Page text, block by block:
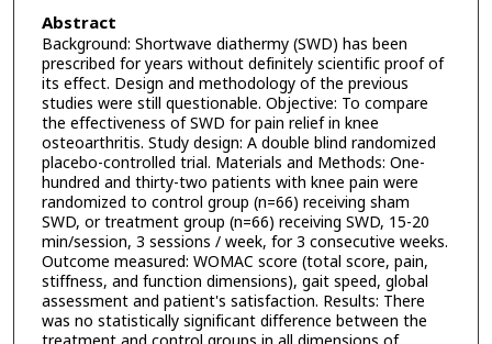
Abstract
Background: Shortwave diathermy (SWD) has been
prescribed for years without definitely scientific proof of
its effect. Design and methodology of the previous
studies were still questionable. Objective: To compare
the effectiveness of SWD for pain relief in knee
osteoarthritis. Study design: A double blind randomized
placebo-controlled trial. Materials and Methods: One-
hundred and thirty-two patients with knee pain were
randomized to control group (n=66) receiving sham
SWD, or treatment group (n=66) receiving SWD, 15-20
min/session, 3 sessions / week, for 3 consecutive weeks.
Outcome measured: WOMAC score (total score, pain,
stiffness, and function dimensions), gait speed, global
assessment and patient's satisfaction. Results: There
was no statistically significant difference between the